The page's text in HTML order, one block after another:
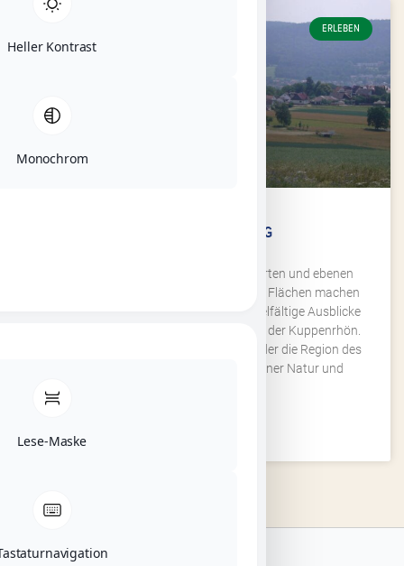
ERLEBEN
HAUNEHÖHENRADWEG
Der Wechsel von Steigungen, Talabfahrten und ebenen
Strecken, durch Wälder und über offene Flächen machen
diese Tour sehr interessant. Sie bietet vielfältige Ausblicke
ins Tal der Haune oder den Basaltkegeln der Kuppenrhön.
Wir laden Sie ein zu einer Rundtour, auf der die Region des
unteren Haunetals mit der Vielfalt seiner Natur und
Heller Kontrast
Monochrom
Lese-Maske